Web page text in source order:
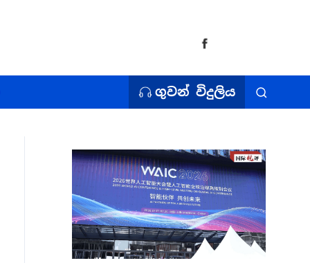
ගුවන් විදුලිය